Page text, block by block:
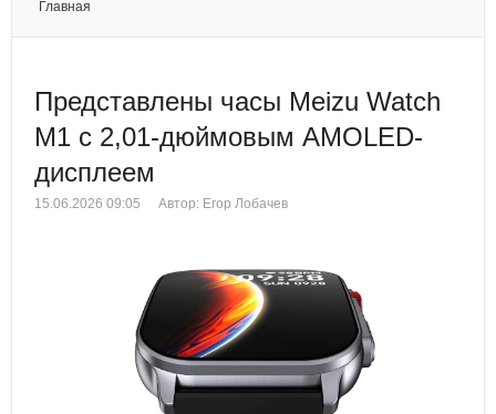
Главная
Представлены часы Meizu Watch
M1 с 2,01-дюймовым AMOLED-
дисплеем
15.06.2026 09:05 Автор: Егор Лобачев